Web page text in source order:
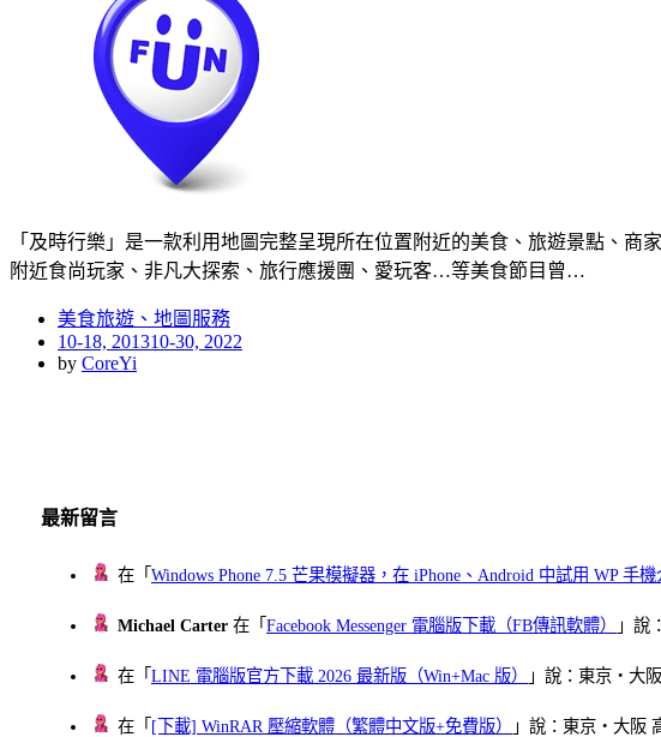
「及時行樂」是一款利用地圖完整呈現所在位置附近的美食、旅遊景點、
附近食尚玩家、非凡大探索、旅行應援團、愛玩客…等美食節目曾…
美食旅遊、地圖服務
Posted
on
10-18, 201310-30, 2022
by CoreYi
最新留言
在「Windows Phone 7.5 芒果模擬器，在 iPhone、Android 中試用 WP 手
Michael Carter 在「Facebook Messenger 電腦版下載（FB傳訊軟體） 」說
在「LINE 電腦版官方下載 2026 最新版（Win+Mac 版） 」說：東京・大
在「 [下載] WinRAR 壓縮軟體（繁體中文版+免費版） 」說：東京・大阪